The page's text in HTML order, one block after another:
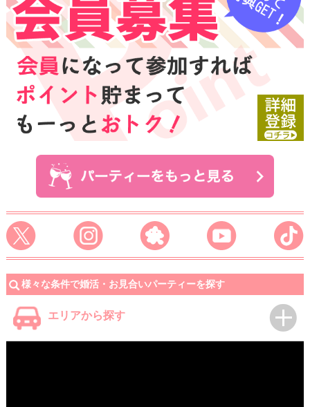
様々な条件で婚活・お見合いパーティーを探す
エリアから探す